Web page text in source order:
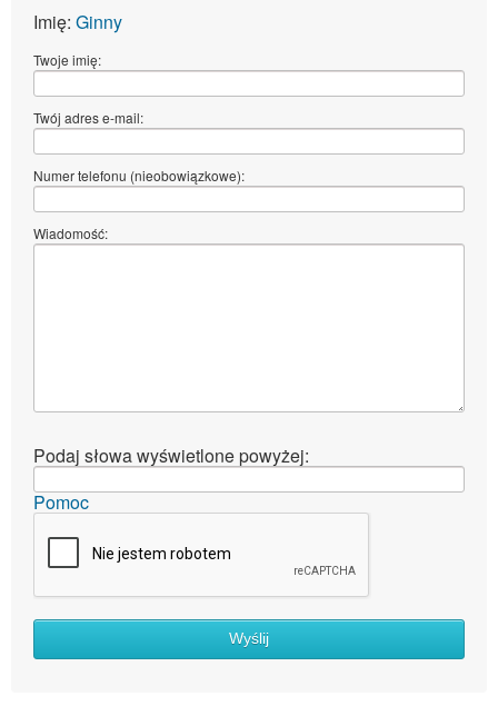
Imię: Ginny
Twoje imię:
Twój adres e-mail:
Numer telefonu (nieobowiązkowe):
Wiadomość:
Podaj słowa wyświetlone powyżej:
Pomoc
Wyślij